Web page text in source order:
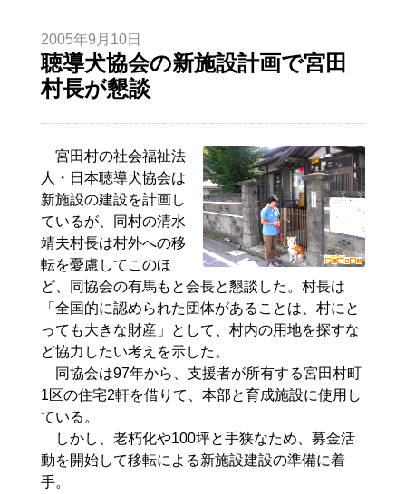
2005年9月10日
聴導犬協会の新施設計画で宮田
村長が懇談
宮田村の社会福祉法
人・日本聴導犬協会は
新施設の建設を計画し
ているが、同村の清水
靖夫村長は村外への移
転を憂慮してこのほ
ど、同協会の有馬もと会長と懇談した。村長は
「全国的に認められた団体があることは、村にと
っても大きな財産」として、村内の用地を探すな
ど協力したい考えを示した。
同協会は97年から、支援者が所有する宮田村町
1区の住宅2軒を借りて、本部と育成施設に使用し
ている。
しかし、老朽化や100坪と手狭なため、募金活
動を開始して移転による新施設建設の準備に着
手。